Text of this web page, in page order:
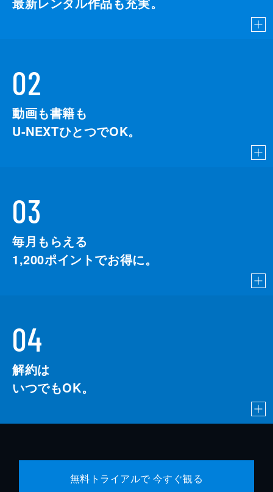
02
動画も書籍も
U-NEXTひとつでOK。
03
毎月もらえる
1,200ポイントでお得に。
04
解約は
いつでもOK。
無料トライアルで 今すぐ観る